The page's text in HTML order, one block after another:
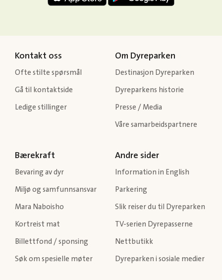
Kontakt oss
Ofte stilte spørsmål
Gå til kontaktside
Ledige stillinger
Om Dyreparken
Destinasjon Dyreparken
Dyreparkens historie
Presse / Media
Våre samarbeidspartnere
Bærekraft
Bevaring av dyr
Miljø og samfunnsansvar
Mara Naboisho
Kortreist mat
Billettfond / sponsing
Søk om spesielle møter
Andre sider
Information in English
Parkering
Slik reiser du til Dyreparken
TV-serien Dyrepasserne
Nettbutikk
Dyreparken i sosiale medier